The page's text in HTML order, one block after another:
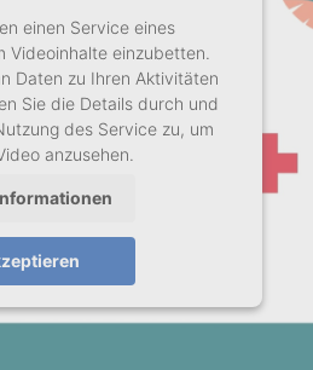
einen Service eines
Videoinhalte einzubetten.
Daten zu Ihren Aktivitäten
Sie die Details durch und
des Service zu, um
anzusehen.